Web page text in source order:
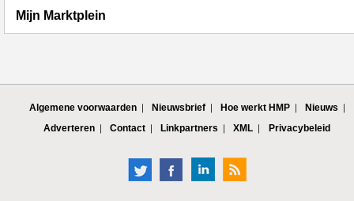
Mijn Marktplein
Algemene voorwaarden Nieuwsbrief Hoe werkt HMP
Nieuws
Adverteren
Contact Linkpartners XML Privacybeleid